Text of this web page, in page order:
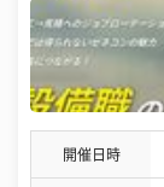
開催日時